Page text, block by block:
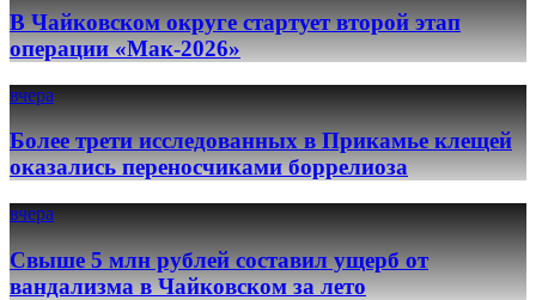
В Чайковском округе стартует второй этап
операции «Мак-2026»
вчера
Более трети исследованных в Прикамье клещей
оказались переносчиками боррелиоза
вчера
Свыше 5 млн рублей составил ущерб от
вандализма в Чайковском за лето